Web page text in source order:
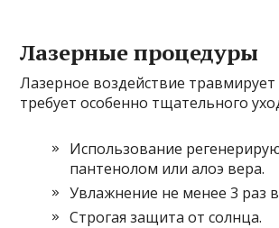
Лазерные процедуры
Лазерное воздействие
требует особенно тщательного
Использование
пантенолом или алоэ вера.
Увлажнение не менее 3 раз
Строгая защита от солнца.